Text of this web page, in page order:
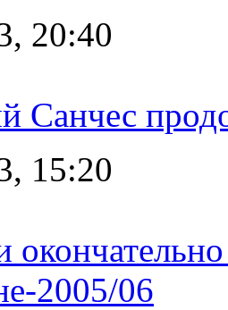
20:40
Санчес
15:20
2005/06